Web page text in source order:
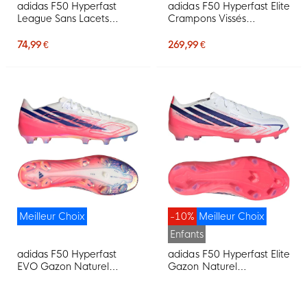
adidas F50 Hyperfast
League Sans Lacets
Chaussures de Foot (FG)
74,99 €
adidas F50 Hyperfast Elite
Crampons Vissés
Blanc Mauve Rose
269,99 €
Meilleur Choix
adidas F50 Hyperfast
EVO Gazon Naturel
Meilleur Choix
-10%
Enfants
adidas F50 Hyperfast Elite
Gazon Naturel